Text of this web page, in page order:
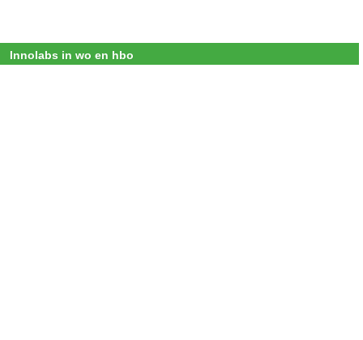
Innolabs in wo en hbo